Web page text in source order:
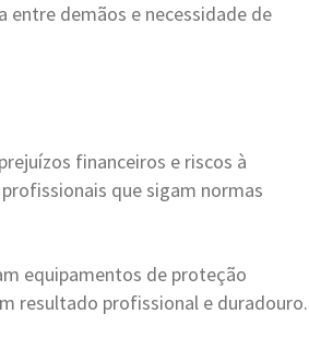
entre demãos e necessidade de
financeiros e riscos à
que sigam normas
equipamentos de proteção
resultado profissional e duradouro.